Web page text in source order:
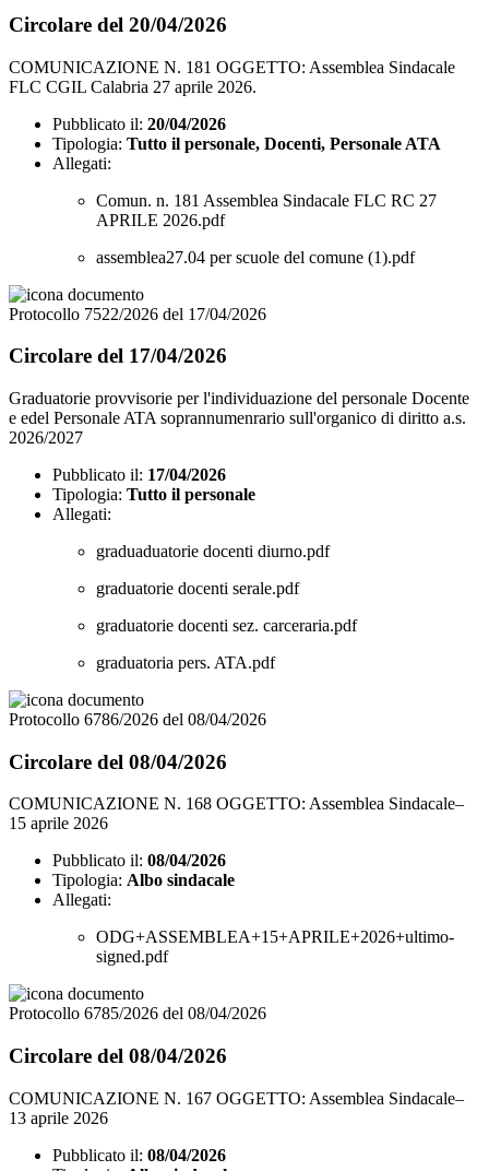
Circolare del 20/04/2026
COMUNICAZIONE N. 181 OGGETTO: Assemblea Sindacale
FLC CGIL Calabria 27 aprile 2026.
Pubblicato il: 20/04/2026
Tipologia: Tutto il personale, Docenti, Personale ATA
Allegati:
Comun. n. 181 Assemblea Sindacale FLC RC 27
APRILE 2026.pdf
assemblea27.04 per scuole del comune (1).pdf
Protocollo 7522/2026 del 17/04/2026
Circolare del 17/04/2026
Graduatorie provvisorie per l'individuazione del personale Docente
e edel Personale ATA soprannumenrario sull'organico di diritto a.s.
2026/2027
Pubblicato il: 17/04/2026
Tipologia: Tutto il personale
Allegati:
graduaduatorie docenti diurno.pdf
graduatorie docenti serale.pdf
graduatorie docenti sez. carceraria.pdf
graduatoria pers. ATA.pdf
Protocollo 6786/2026 del 08/04/2026
Circolare del 08/04/2026
COMUNICAZIONE N. 168 OGGETTO: Assemblea Sindacale–
15 aprile 2026
Pubblicato il: 08/04/2026
Tipologia: Albo sindacale
Allegati:
ODG+ASSEMBLEA+15+APRILE+2026+ultimo-
signed.pdf
Protocollo 6785/2026 del 08/04/2026
Circolare del 08/04/2026
COMUNICAZIONE N. 167 OGGETTO: Assemblea Sindacale–
13 aprile 2026
Pubblicato il: 08/04/2026